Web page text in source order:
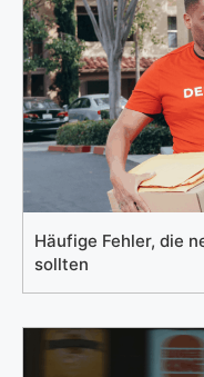
Häufige Fehler, die
sollten